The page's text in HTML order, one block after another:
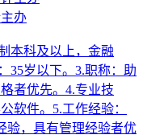
办
本科及以上，金融
35岁以下。3.职称：助
者优先。4.专业技
软件。5.工作经验：
验，具有管理经验者优